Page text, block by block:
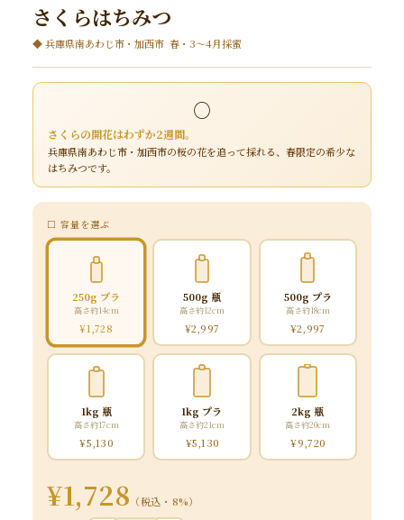
さくらはちみつ
◆ 兵庫県南あわじ市・加西市 春・3～4月採蜜
○
さくらの開花はわずか2週間。
兵庫県南あわじ市・加西市の桜の花を追って採れる、春限定の希少な
はちみつです。
□ 容量を選ぶ
250g プラ
高さ約14cm
¥1,728
500g 瓶
高さ約12cm
¥2,997
500g プラ
高さ約18cm
¥2,997
1kg 瓶
高さ約17cm
¥5,130
1kg プラ
高さ約21cm
¥5,130
2kg 瓶
高さ約20cm
¥9,720
¥1,728 （税込・8%）